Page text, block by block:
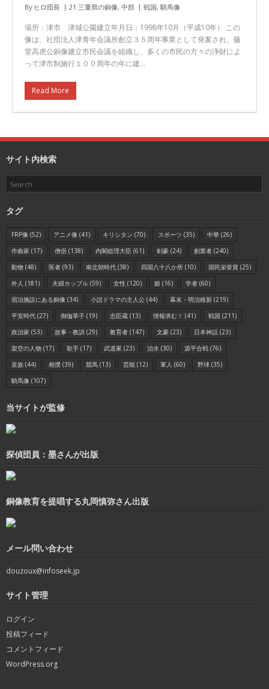
By ヒロ団長 21.三重県の銅像, 中部 戦国, 騎馬像
場所：津市 津城公園建立年月日：1998年10月（平成10年） この
像は、社団法人津青年会議所創立３５周年事業として発案され、藤
堂高虎公銅像建立市民会議を組織し、多くの市民の方々の浄財によ
って津市制施行１００周年の年に建…
Read More
サイト内検索
タグ
FRP像 (52) アニメ像 (41) キリシタン (70) スポーツ (35) 中華 (26)
作曲家 (17) 僧侶 (138) 内閣総理大臣 (61) 剣豪 (24) 創業者 (240)
動物 (48) 医者 (93) 南北朝時代 (38) 四国八十八か所 (10) 国民栄誉賞 (25)
外人 (181) 夫婦カップル (59) 女性 (120) 姫 (16) 学者 (60)
宿泊施設にある銅像 (34) 小説ドラマの主人公 (44) 幕末・明治維新 (219)
平安時代 (27) 御伽草子 (19) 忠臣蔵 (13) 情報求む！ (41) 戦国 (211)
政治家 (53) 故事・教訓 (29) 教育者 (147) 文豪 (23) 日本神話 (23)
架空の人物 (17) 歌手 (17) 武道家 (23) 治水 (30) 源平合戦 (76)
皇族 (44) 相撲 (39) 競馬 (13) 芸能 (12) 軍人 (60) 野球 (35)
騎馬像 (107)
当サイトが監修
探偵団員：墨さんが出版
銅像教育を提唱する丸岡慎弥さん出版
メール問い合わせ
douzoux@infoseek.jp
サイト管理
ログイン
投稿フィード
コメントフィード
WordPress.org